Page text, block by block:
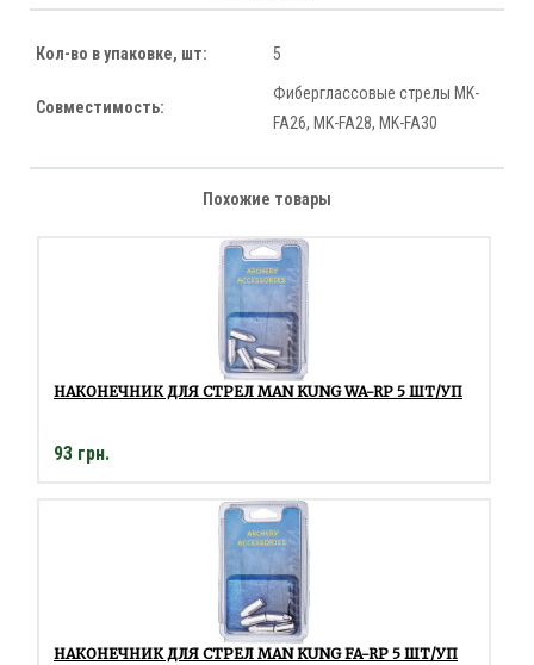
Кол-во в упаковке, шт: 5
Совместимость:
Фиберглассовые стрелы MK-
FA26, MK-FA28, MK-FA30
Похожие товары
НАКОНЕЧНИК ДЛЯ СТРЕЛ MAN KUNG WA-RP 5 ШТ/УП
93 грн.
НАКОНЕЧНИК ДЛЯ СТРЕЛ MAN KUNG FA-RP 5 ШТ/УП